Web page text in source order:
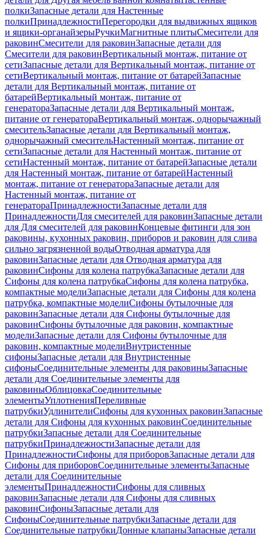
полкиЗапасные детали для Настенные
полкиПринадлежностиПерегородки для выдвижных ящиков
и ящики-органайзерыРучкиМагнитные плитыСмесители для
раковинСмесители для раковинЗапасные детали для
Смесители для раковинВертикальный монтаж, питание от
сетиЗапасные детали для Вертикальный монтаж, питание от
сетиВертикальный монтаж, питание от батарейЗапасные
детали для Вертикальный монтаж, питание от
батарейВертикальный монтаж, питание от
генератораЗапасные детали для Вертикальный монтаж,
питание от генератораВертикальный монтаж, однорычажный
смесительЗапасные детали для Вертикальный монтаж,
однорычажный смесительНастенный монтаж, питание от
сетиЗапасные детали для Настенный монтаж, питание от
сетиНастенный монтаж, питание от батарейЗапасные детали
для Настенный монтаж, питание от батарейНастенный
монтаж, питание от генератораЗапасные детали для
Настенный монтаж, питание от
генератораПринадлежностиЗапасные детали для
ПринадлежностиДля смесителей для раковинЗапасные детали
для Для смесителей для раковинКонцевые фитинги для зон
раковины, кухонных раковин, приборов и раковин для слива
сильно загрязненной водыОтводная арматура для
раковинЗапасные детали для Отводная арматура для
раковинСифоны для колена патрубкаЗапасные детали для
Сифоны для колена патрубкаСифоны для колена патрубка,
компактные моделиЗапасные детали для Сифоны для колена
патрубка, компактные моделиСифоны бутылочные для
раковинЗапасные детали для Сифоны бутылочные для
раковинСифоны бутылочные для раковин, компактные
моделиЗапасные детали для Сифоны бутылочные для
раковин, компактные моделиВнутристенные
сифоныЗапасные детали для Внутристенные
сифоныСоединительные элементы для раковиныЗапасные
детали для Соединительные элементы для
раковиныОблицовкаСоединительные
элементыУплотненияПереливные
патрубкиУдлинителиСифоны для кухонных раковинЗапасные
детали для Сифоны для кухонных раковинСоединительные
патрубкиЗапасные детали для Соединительные
патрубкиПринадлежностиЗапасные детали для
ПринадлежностиСифоны для приборовЗапасные детали для
Сифоны для приборовСоединительные элементыЗапасные
детали для Соединительные
элементыПринадлежностиСифоны для сливных
раковинЗапасные детали для Сифоны для сливных
раковинСифоныЗапасные детали для
СифоныСоединительные патрубкиЗапасные детали для
Соединительные патрубкиДонные клапаныЗапасные детали